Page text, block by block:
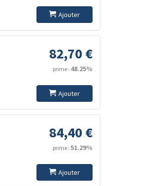
Ajouter
82,70 €
prime : 48.25%
Ajouter
84,40 €
prime : 51.29%
Ajouter